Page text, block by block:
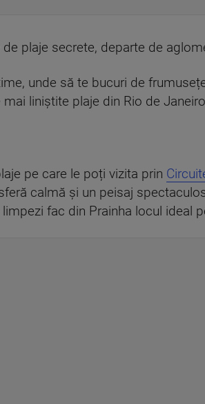
plaje secrete, departe de
unde să te bucuri de
liniștite plaje din Rio de
pe care le poți vizita prin
calmă și un peisaj
fac din Prainha locul ideal